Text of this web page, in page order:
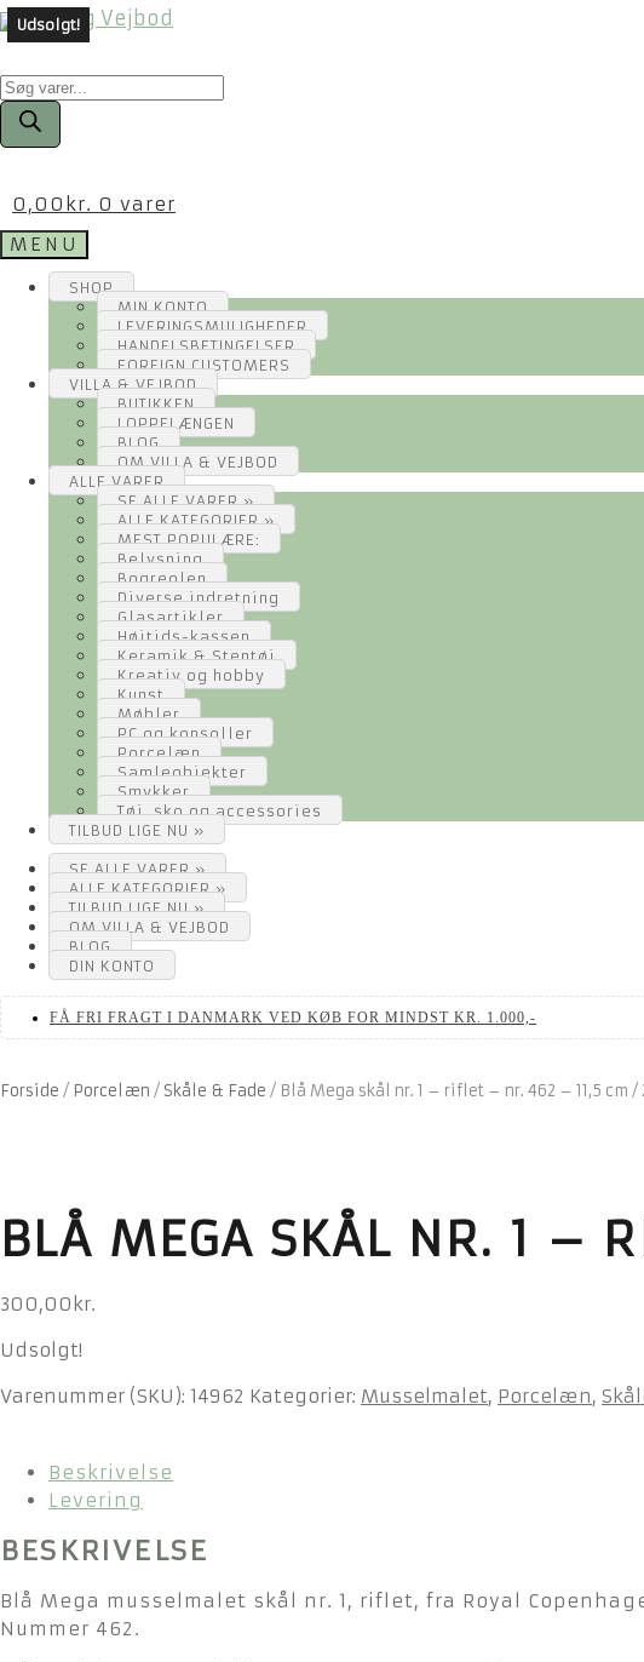
Products
search
0,00 kr. 0 varer
MENU
SHOP
MIN KONTO
LEVERINGSMULIGHEDER
HANDELSBETINGELSER
FOREIGN CUSTOMERS
VILLA & VEJBOD
BUTIKKEN
LOPPELÆNGEN
BLOG
OM VILLA & VEJBOD
ALLE VARER
SE ALLE VARER »
ALLE KATEGORIER »
MEST POPULÆRE:
Belysning
Bogreolen
Diverse indretning
Glasartikler
Højtids-kassen
Keramik & Stentøj
Kreativ og hobby
Kunst
Møbler
PC og konsoller
Porcelæn
Samleobjekter
Smykker
Tøj, sko og accessories
TILBUD LIGE NU »
SE ALLE VARER »
ALLE KATEGORIER »
TILBUD LIGE NU »
OM VILLA & VEJBOD
BLOG
DIN KONTO
FÅ FRI FRAGT I DANMARK VED KØB FOR MINDST KR. 1.000,-
Forside / Porcelæn / Skåle & Fade / Blå Mega skål nr. 1 – riflet – nr. 462 – 11,5 cm /
Udsolgt!
BLÅ MEGA SKÅL NR. 1 –
300,00 kr.
Udsolgt!
Varenummer (SKU): 14962 Kategorier: Musselmalet, Porcelæn,
Beskrivelse
Levering
BESKRIVELSE
Blå Mega musselmalet skål nr. 1, riflet, fra Royal
Nummer 462.